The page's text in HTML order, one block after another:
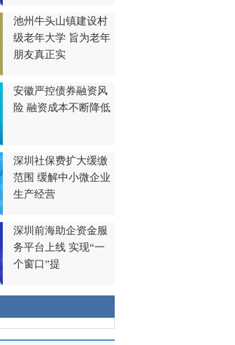
池州牛头山镇建设村
级老年大学 旨为老年
朋友真正实
安徽严控债券融资风
险 融资成本不断降低
深圳社保费扩大缓缴
范围 缓解中小微企业
生产经营
深圳前海助企资金服
务平台上线 实现“一
个窗口”提